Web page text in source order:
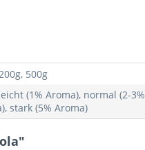
500g
(1% Aroma), normal (2-3%
stark (5% Aroma)